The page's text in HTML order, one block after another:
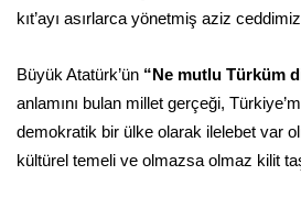
kıt’ayı asırlarca yönetmiş aziz
Büyük Atatürk’ün “Ne mutlu Türküm
anlamını bulan millet gerçeği,
demokratik bir ülke olarak ilelebet var
kültürel temeli ve olmazsa olmaz kilit